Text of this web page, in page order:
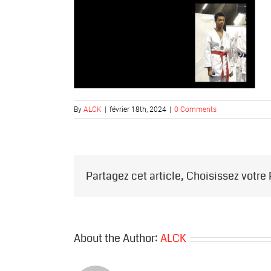
By ALCK février 18th, 2024 0 Comments
Partagez cet article, Choisissez votre
About the Author:ALCK